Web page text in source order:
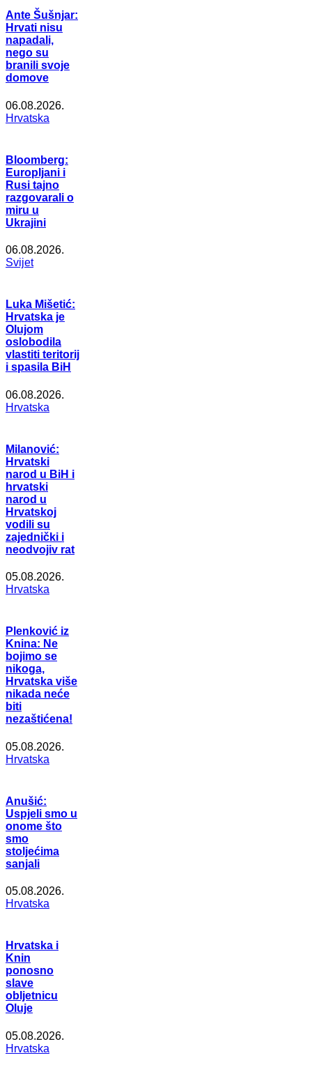
Ante Šušnjar:
Hrvati nisu
napadali,
nego su
branili svoje
domove
06.08.2026.
Hrvatska
Bloomberg:
Europljani i
Rusi tajno
razgovarali o
miru u
Ukrajini
06.08.2026.
Svijet
Luka Mišetić:
Hrvatska je
Olujom
oslobodila
vlastiti teritorij
i spasila BiH
06.08.2026.
Hrvatska
Milanović:
Hrvatski
narod u BiH i
hrvatski
narod u
Hrvatskoj
vodili su
zajednički i
neodvojiv rat
05.08.2026.
Hrvatska
Plenković iz
Knina: Ne
bojimo se
nikoga,
Hrvatska više
nikada neće
biti
nezaštićena!
05.08.2026.
Hrvatska
Anušić:
Uspjeli smo u
onome što
smo
stoljećima
sanjali
05.08.2026.
Hrvatska
Hrvatska i
Knin
ponosno
slave
obljetnicu
Oluje
05.08.2026.
Hrvatska